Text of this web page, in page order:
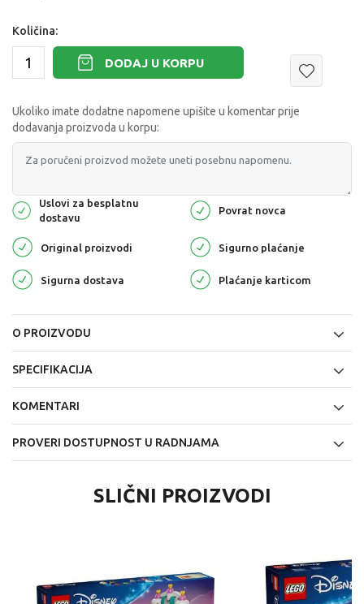
Količina:
DODAJ U KORPU
Ukoliko imate dodatne napomene upišite u komentar prije
dodavanja proizvoda u korpu:
Uslovi za besplatnu
dostavu
Povrat novca
Original proizvodi Sigurno plaćanje
Sigurna dostava Plaćanje karticom
O PROIZVODU
SPECIFIKACIJA
KOMENTARI
PROVERI DOSTUPNOST U RADNJAMA
SLIČNI PROIZVODI